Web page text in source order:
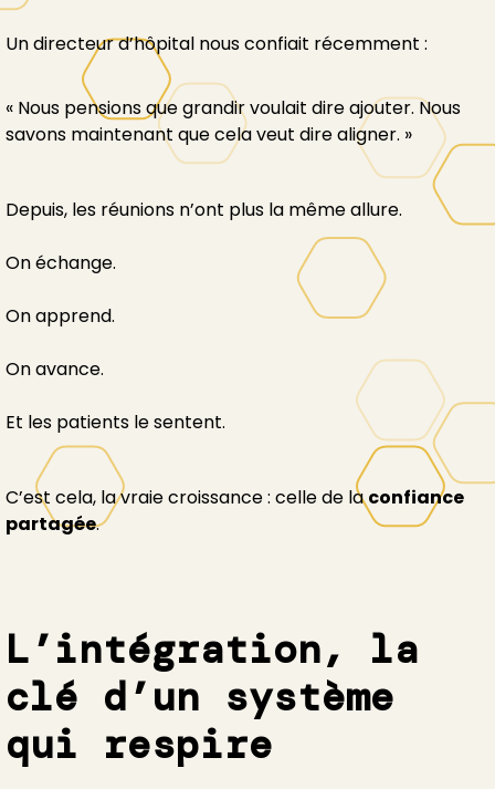
Un directeur d’hôpital nous confiait récemment :
« Nous pensions que grandir voulait dire ajouter. Nous
savons maintenant que cela veut dire aligner. »
Depuis, les réunions n’ont plus la même allure.
On échange.
On apprend.
On avance.
Et les patients le sentent.
C’est cela, la vraie croissance : celle de laconfiance
partagée.
L’intégration, la
clé d’un système
qui respire